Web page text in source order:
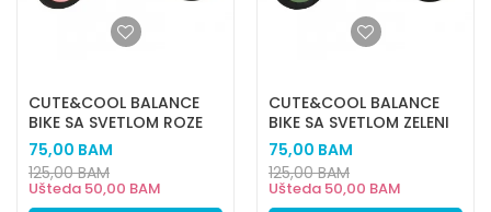
CUTE&COOL BALANCE
BIKE SA SVETLOM ROZE
75,00 BAM
Ušteda 50,00 BAM
125,00BAM
CUTE&COOL BALANCE
BIKE SA SVETLOM ZELENI
75,00 BAM
Ušteda 50,00 BAM
125,00BAM